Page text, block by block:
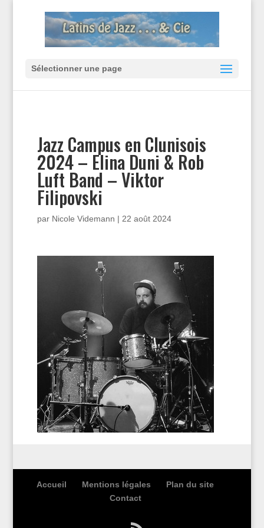
Sélectionner une page
Jazz Campus en Clunisois
2024 – Elina Duni & Rob
Luft Band – Viktor
Filipovski
par Nicole Videmann | 22 août 2024
Accueil Mentions légales
Plan du site
Contact